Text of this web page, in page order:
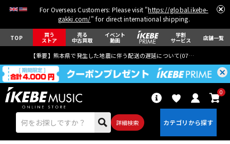
For Overseas Customers: Please visit "https://global.ikebe-
gakki.com/" for direct international shipping.
TOP 買う
ストア
売る
中古買取
イベント
動画
学割
サービス 店舗一覧
【重要】熊本県で発生した地震に伴う配送の遅延について(07月29日
詳細検索
0